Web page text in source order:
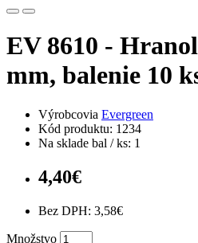
EV 8610 -
mm, balenie 10
Výrobcovia Evergreen
Kód produktu: 1234
Na sklade bal / ks: 1
4,40€
Bez DPH: 3,58€
Množstvo